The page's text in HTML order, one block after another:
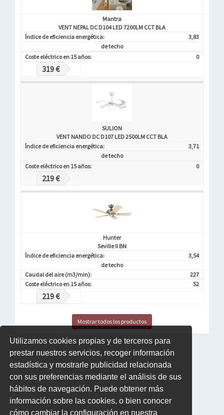
Utilizamos cookies propias y de terceros para
prestar nuestros servicios, recoger información
estadística y mostrarle publicidad relacionada
con sus preferencias mediante el análisis de sus
hábitos de navegación. Puede obtener más
información sobre las cookies, o bien conocer
cómo cambiar la configuración en nuestra
Mantra
VENT NEPAL DC D104 LED 7200LM CCT BLA
Índice de eficiencia energética:
3,83
de techo
Coste eléctrico en 15 años:
0
319 €
SULION
VENT NANDO DC D107 LED 2500LM CCT BLA
Índice de eficiencia energética:
3,71
de techo
Coste eléctrico en 15 años:
0
219 €
Hunter
Seville II BN
Índice de eficiencia energética:
3,54
de techo
Caudal del aire (m3/min):
227
Coste eléctrico en 15 años:
52
219 €
Mostrar todos los productos